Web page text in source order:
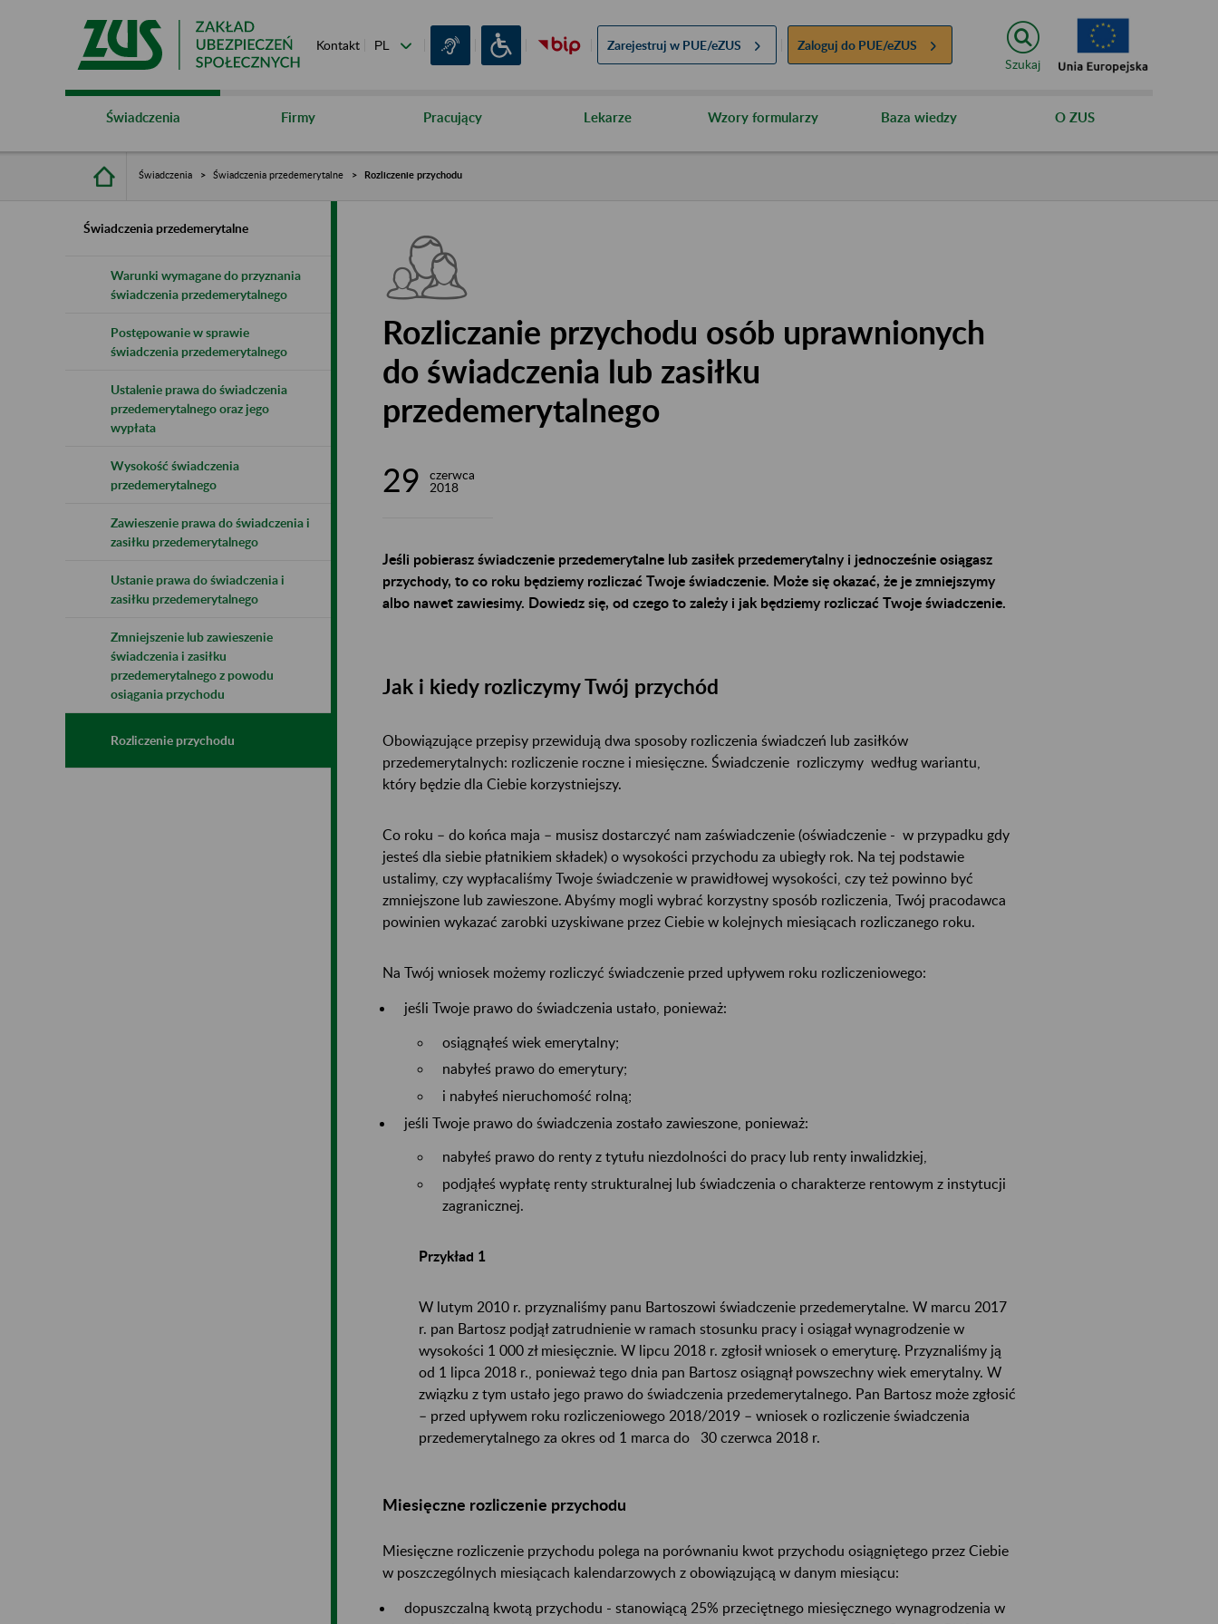
Kontakt Zarejestruj w PUE/eZUS Zaloguj do PUE/eZUS
Szukaj
Świadczenia Firmy Pracujący Lekarze Wzory formularzy Baza wiedzy O ZUS
Świadczenia Świadczenia przedemerytalne Rozliczenie przychodu
Świadczenia przedemerytalne
Warunki wymagane do przyznania
świadczenia przedemerytalnego
Postępowanie w sprawie
świadczenia przedemerytalnego
Ustalenie prawa do świadczenia
przedemerytalnego oraz jego
wypłata
Wysokość świadczenia
przedemerytalnego
Zawieszenie prawa do świadczenia i
zasiłku przedemerytalnego
Ustanie prawa do świadczenia i
zasiłku przedemerytalnego
Zmniejszenie lub zawieszenie
świadczenia i zasiłku
przedemerytalnego z powodu
osiągania przychodu
Rozliczenie przychodu
Rozliczanie przychodu osób uprawnionych
do świadczenia lub zasiłku
przedemerytalnego
29
czerwca
2018
Jeśli pobierasz świadczenie przedemerytalne lub zasiłek przedemerytalny i jednocześnie osiągasz
przychody, to co roku będziemy rozliczać Twoje świadczenie. Może się okazać, że je zmniejszymy
albo nawet zawiesimy. Dowiedz się, od czego to zależy i jak będziemy rozliczać Twoje świadczenie.
Jak i kiedy rozliczymy Twój przychód
Obowiązujące przepisy przewidują dwa sposoby rozliczenia świadczeń lub zasiłków
przedemerytalnych: rozliczenie roczne i miesięczne. Świadczenie rozliczymy według wariantu,
który będzie dla Ciebie korzystniejszy.
Co roku – do końca maja – musisz dostarczyć nam zaświadczenie (oświadczenie - w przypadku gdy
jesteś dla siebie płatnikiem składek) o wysokości przychodu za ubiegły rok. Na tej podstawie
ustalimy, czy wypłacaliśmy Twoje świadczenie w prawidłowej wysokości, czy też powinno być
zmniejszone lub zawieszone. Abyśmy mogli wybrać korzystny sposób rozliczenia, Twój pracodawca
powinien wykazać zarobki uzyskiwane przez Ciebie w kolejnych miesiącach rozliczanego roku.
Na Twój wniosek możemy rozliczyć świadczenie przed upływem roku rozliczeniowego:
jeśli Twoje prawo do świadczenia ustało, ponieważ:
osiągnąłeś wiek emerytalny;
nabyłeś prawo do emerytury;
i nabyłeś nieruchomość rolną;
jeśli Twoje prawo do świadczenia zostało zawieszone, ponieważ:
nabyłeś prawo do renty z tytułu niezdolności do pracy lub renty inwalidzkiej,
podjąłeś wypłatę renty strukturalnej lub świadczenia o charakterze rentowym z instytucji
zagranicznej.
Przykład 1
W lutym 2010 r. przyznaliśmy panu Bartoszowi świadczenie przedemerytalne. W marcu 2017
r. pan Bartosz podjął zatrudnienie w ramach stosunku pracy i osiągał wynagrodzenie w
wysokości 1 000 zł miesięcznie. W lipcu 2018 r. zgłosił wniosek o emeryturę. Przyznaliśmy ją
od 1 lipca 2018 r., ponieważ tego dnia pan Bartosz osiągnął powszechny wiek emerytalny. W
związku z tym ustało jego prawo do świadczenia przedemerytalnego. Pan Bartosz może zgłosić
– przed upływem roku rozliczeniowego 2018/2019 – wniosek o rozliczenie świadczenia
przedemerytalnego za okres od 1 marca do 30 czerwca 2018 r.
Miesięczne rozliczenie przychodu
Miesięczne rozliczenie przychodu polega na porównaniu kwot przychodu osiągniętego przez Ciebie
w poszczególnych miesiącach kalendarzowych z obowiązującą w danym miesiącu:
dopuszczalną kwotą przychodu - stanowiącą 25% przeciętnego miesięcznego wynagrodzenia w